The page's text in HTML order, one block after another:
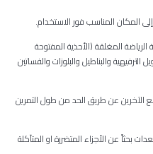
إلى المكان المناسب فور الاستخدام.
الرياضة المغلقة (الأحذية المفتوحة
والبناطيل والبلوزات والفساتين
عن طريق الحد من طول التمرين
بحثاً عن الأجزاء المتضررة او المتآكلة